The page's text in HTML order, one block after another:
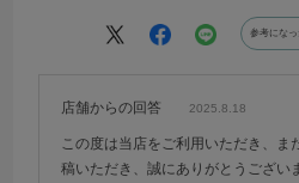
参考になっ
店舗からの回答 2025.8.18
この度は当店をご利用いただき、ま
稿いただき、誠にありがとうござい